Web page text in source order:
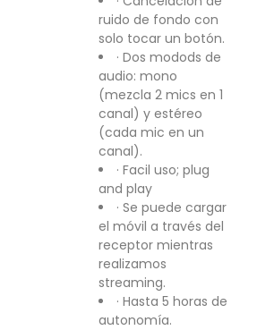
ruido de fondo con
solo tocar un botón.
· Dos modods de
audio: mono
(mezcla 2 mics en 1
canal) y estéreo
(cada mic en un
canal).
· Facil uso; plug
and play
· Se puede cargar
el móvil a través del
receptor mientras
realizamos
streaming.
· Hasta 5 horas de
autonomía.